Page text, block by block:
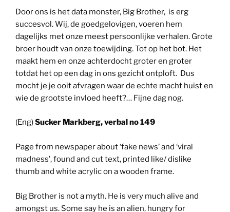
Door ons is het data monster, Big Brother, is erg
succesvol. Wij, de goedgelovigen, voeren hem
dagelijks met onze meest persoonlijke verhalen. Grote
broer houdt van onze toewijding. Tot op het bot. Het
maakt hem en onze achterdocht groter en groter
totdat het op een dag in ons gezicht ontploft. Dus
mocht je je ooit afvragen waar de echte macht huist en
wie de grootste invloed heeft?… Fijne dag nog.
(Eng)Sucker Markberg, verbal no 149
Page from newspaper about ‘fake news’ and ‘viral
madness’, found and cut text, printed like/ dislike
thumb and white acrylic on a wooden frame.
Big Brother is not a myth. He is very much alive and
amongst us. Some say he is an alien, hungry for